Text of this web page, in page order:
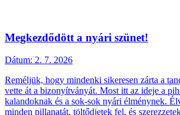
Megkezdődött a nyári szünet!
Dátum: 2. 7. 2026
Reméljük, hogy mindenki sikeresen zárta a
vette át a bizonyítványát. Most itt az ideje a
kalandoknak és a sok-sok nyári élménynek.
minden pillanatát, töltődjetek fel, és